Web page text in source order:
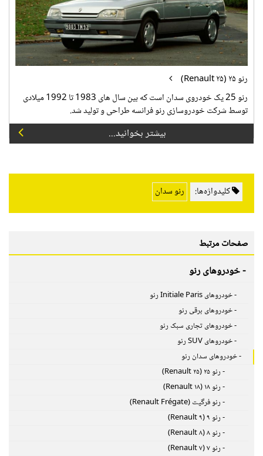
رنو ۲۵ (Renault ۲۵)
رنو 25 یک خودروی سدان است که بین سال های 1983 تا 1992 میلادی
توسط شرکت خودروسازی رنو فرانسه طراحی و تولید شد.
بیشتر بخوانید...
کلیدواژه‌ها: رنو سدان
صفحات مرتبط
- خودروهای رنو
- خودروهای Initiale Paris رنو
- خودروهای برقی رنو
- خودروهای تجاری سبک رنو
- خودروهای SUV رنو
- خودروهای سدان رنو
- رنو ۲۵ (Renault ۲۵)
- رنو ۱۸ (Renault ۱۸)
- رنو فرگیت (Renault Frégate)
- رنو ۹ (Renault ۹)
- رنو ۸ (Renault ۸)
- رنو ۷ (Renault ۷)